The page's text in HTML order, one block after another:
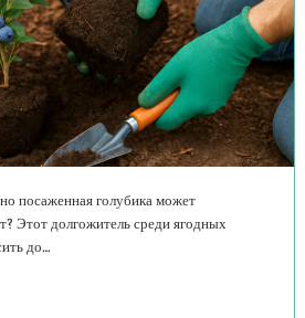
посаженная голубика может
Этот долгожитель среди ягодных
до…